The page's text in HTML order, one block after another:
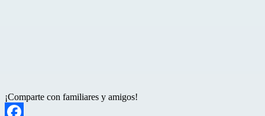
¡Comparte con familiares y amigos!